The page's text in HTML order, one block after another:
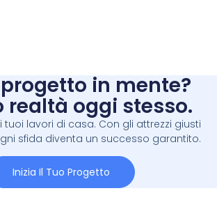
in mente?
realtà oggi stesso.
tuoi lavori di casa. Con gli attrezzi giusti
sfida diventa un successo garantito.
Inizia Il Tuo Progetto